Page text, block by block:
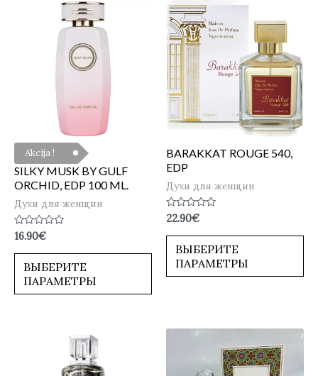
Akcija !
SILKY MUSK BY GULF
ORCHID, EDP 100 ML.
Духи для женщин
Оценка
0
из
16.90€
ВЫБЕРИТЕ
ПАРАМЕТРЫ
BARAKKAT ROUGE 540,
EDP
Духи для женщин
Оценка
0
из
22.90€
ВЫБЕРИТЕ
ПАРАМЕТРЫ